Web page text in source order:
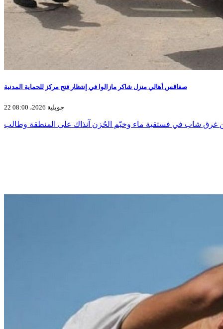
صفاقس أهالي منزل شاكر مازالوا في إنتظار فتح مركز للحماية المدنية
22 جويلية 2026، 08:00